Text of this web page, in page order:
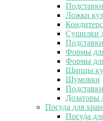
Ложки
Сушилки
Формы
Формы
Щипцы
Шумовки
Дозаторы
Посуда для
Посуда